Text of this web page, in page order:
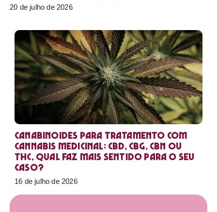
20 de julho de 2026
Canabinoides para tratamento com
cannabis medicinal: CBD, CBG, CBN ou
THC, qual faz mais sentido para o seu
caso?
16 de julho de 2026